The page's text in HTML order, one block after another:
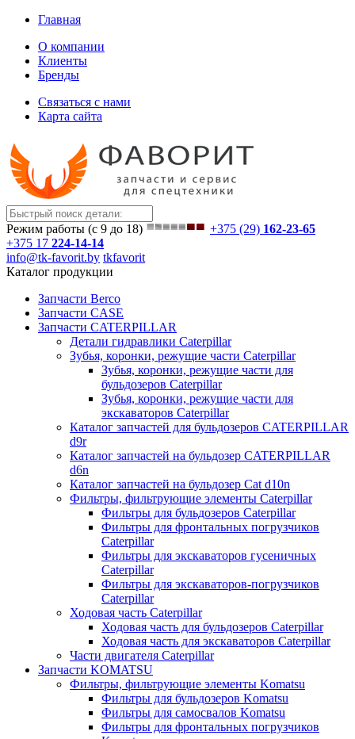
Главная
О компании
Клиенты
Бренды
Связаться с нами
Карта сайта
Режим работы (с 9 до 18) +375 (29) 162-23-65
+375 17 224-14-14
info@tk-favorit.by tkfavorit
Каталог продукции
Запчасти Berco
Запчасти CASE
Запчасти CATERPILLAR
Детали гидравлики Caterpillar
Зубья, коронки, режущие части Caterpillar
Зубья, коронки, режущие части для
бульдозеров Caterpillar
Зубья, коронки, режущие части для
экскаваторов Caterpillar
Каталог запчастей для бульдозеров CATERPILLAR
d9r
Каталог запчастей на бульдозер CATERPILLAR
d6n
Каталог запчастей на бульдозер Сat d10n
Фильтры, фильтрующие элементы Caterpillar
Фильтры для бульдозеров Caterpillar
Фильтры для фронтальных погрузчиков
Caterpillar
Фильтры для экскаваторов гусеничных
Caterpillar
Фильтры для экскаваторов-погрузчиков
Caterpillar
Ходовая часть Caterpillar
Ходовая часть для бульдозеров Caterpillar
Ходовая часть для экскаваторов Caterpillar
Части двигателя Caterpillar
Запчасти KOMATSU
Фильтры, фильтрующие элементы Komatsu
Фильтры для бульдозеров Komatsu
Фильтры для самосвалов Komatsu
Фильтры для фронтальных погрузчиков